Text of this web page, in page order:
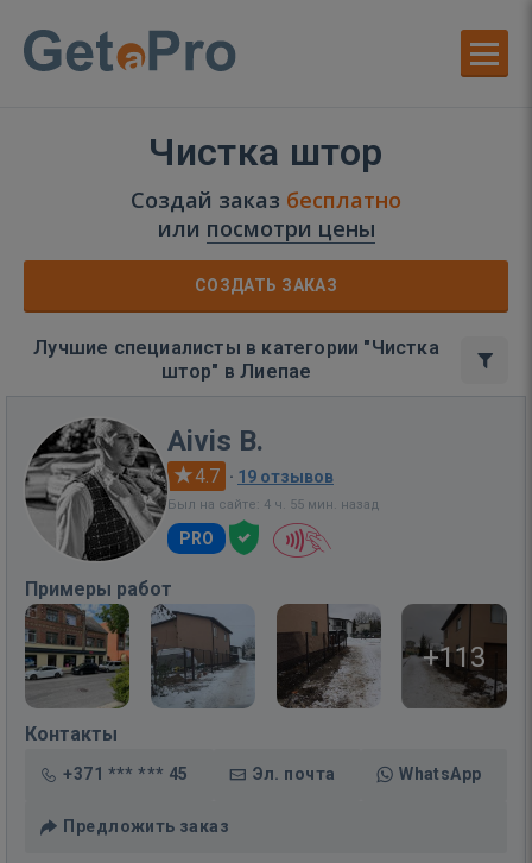
Чистка штор
Создай заказ бесплатно
или посмотри цены
СОЗДАТЬ ЗАКАЗ
Лучшие специалисты в категории "Чистка
штор" в Лиепае
Aivis B.
4.7 · 19 отзывов
Был на сайте: 4 ч. 55 мин. назад
PRO
Примеры работ
+113
Контакты
+371 *** *** 45 Эл. почта WhatsApp
Предложить заказ